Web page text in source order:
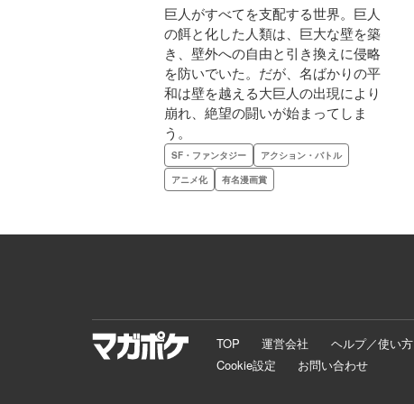
巨人がすべてを支配する世界。巨人
の餌と化した人類は、巨大な壁を築
き、壁外への自由と引き換えに侵略
を防いでいた。だが、名ばかりの平
和は壁を越える大巨人の出現により
崩れ、絶望の闘いが始まってしま
う。
SF・ファンタジー
アクション・バトル
アニメ化
有名漫画賞
TOP 運営会社 ヘルプ／使い方
Cookie設定
お問い合わせ